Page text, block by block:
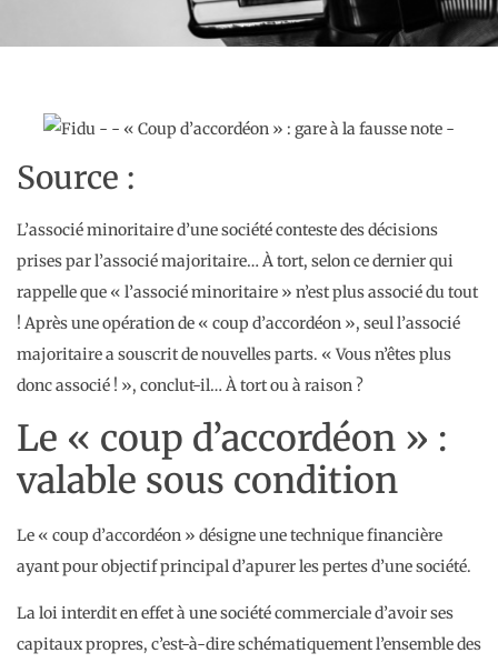
Source :
L’associé minoritaire d’une société conteste des décisions
prises par l’associé majoritaire… À tort, selon ce dernier qui
rappelle que « l’associé minoritaire » n’est plus associé du tout
! Après une opération de « coup d’accordéon », seul l’associé
majoritaire a souscrit de nouvelles parts. « Vous n’êtes plus
donc associé ! », conclut-il… À tort ou à raison ?
Le « coup d’accordéon » :
valable sous condition
Le « coup d’accordéon » désigne une technique financière
ayant pour objectif principal d’apurer les pertes d’une société.
La loi interdit en effet à une société commerciale d’avoir ses
capitaux propres, c’est-à-dire schématiquement l’ensemble des